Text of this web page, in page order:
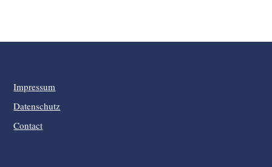
Impressum
Datenschutz
Contact